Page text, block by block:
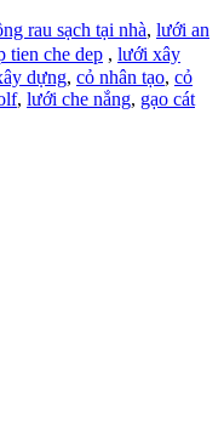
rau sạch tại nhà, lưới an
tien che dep , lưới xây
dựng, cỏ nhân tạo, cỏ
, lưới che nắng, gạo cát